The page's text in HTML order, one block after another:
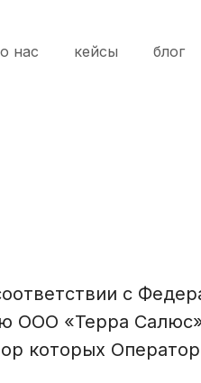
блог
кейсы
о нас
с
ООО «Терра
которых
ЗАПОЛНИТЕ
Наши
свяжутся, как